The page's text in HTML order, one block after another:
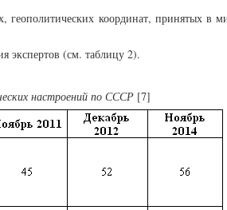
геополитических координат, принятых в
экспертов (см. таблицу 2).
настроений по СССР[7]